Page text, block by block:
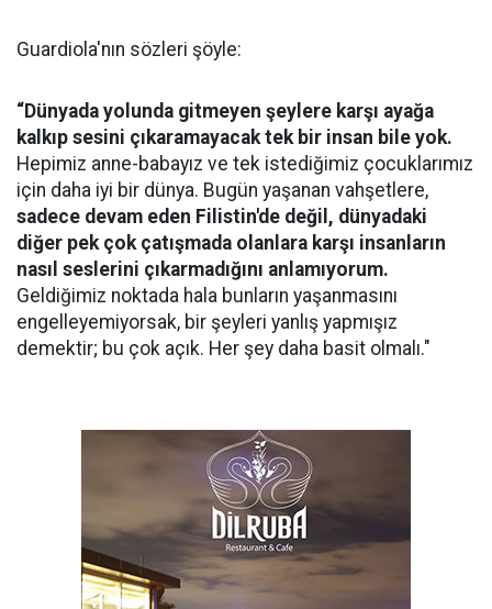
Guardiola'nın sözleri şöyle:
“Dünyada yolunda gitmeyen şeylere karşı ayağa
kalkıp sesini çıkaramayacak tek bir insan bile yok.
Hepimiz anne-babayız ve tek istediğimiz çocuklarımız
için daha iyi bir dünya. Bugün yaşanan vahşetlere,
sadece devam eden Filistin'de değil, dünyadaki
diğer pek çok çatışmada olanlara karşı insanların
nasıl seslerini çıkarmadığını anlamıyorum.
Geldiğimiz noktada hala bunların yaşanmasını
engelleyemiyorsak, bir şeyleri yanlış yapmışız
demektir; bu çok açık. Her şey daha basit olmalı."